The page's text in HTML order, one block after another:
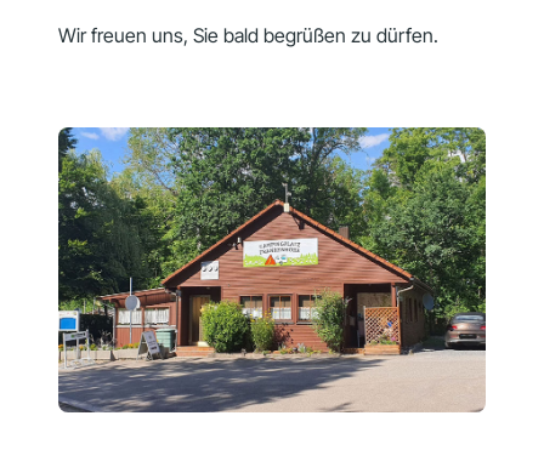
Wir freuen uns, Sie bald begrüßen zu dürfen.